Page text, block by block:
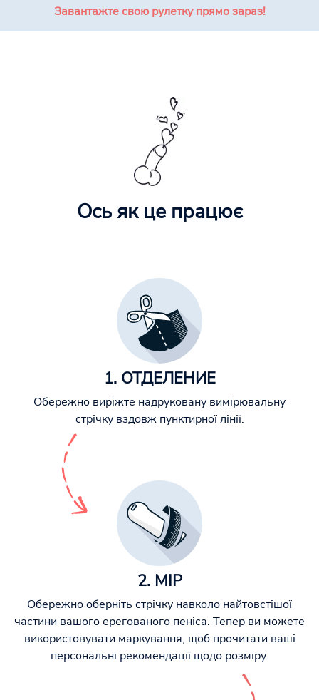
Завантажте свою рулетку прямо зараз!
Ось як це працює
1. ОТДЕЛЕНИЕ
Обережно виріжте надруковану вимірювальну
стрічку вздовж пунктирної лінії.
2. МІР
Обережно оберніть стрічку навколо найтовстішої
частини вашого ерегованого пеніса. Тепер ви можете
використовувати маркування, щоб прочитати ваші
персональні рекомендації щодо розміру.